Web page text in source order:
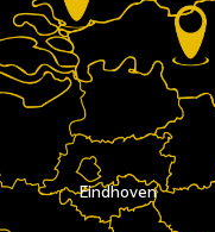
Eindhoven